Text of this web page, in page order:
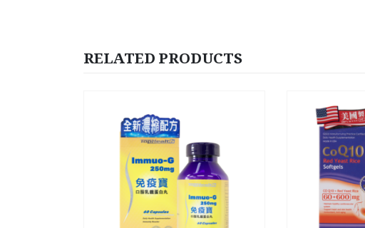
RELATED PRODUCTS